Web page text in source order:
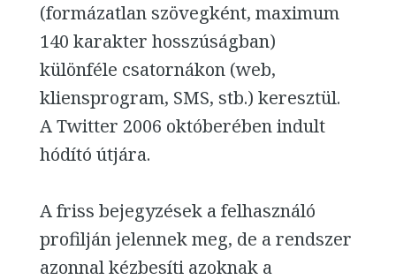
(formázatlan szövegként, maximum
140 karakter hosszúságban)
különféle csatornákon (web,
kliensprogram, SMS, stb.) keresztül.
A Twitter 2006 októberében indult
hódító útjára.
A friss bejegyzések a felhasználó
profilján jelennek meg, de a rendszer
azonnal kézbesíti azoknak a